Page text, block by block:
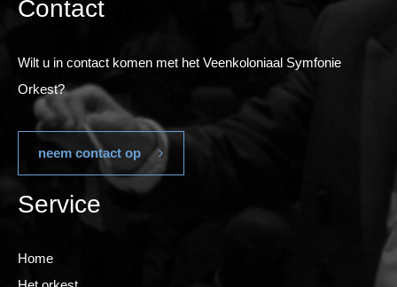
Contact
Wilt u in contact komen met het Veenkoloniaal Symfonie
Orkest?
neem contact op
Service
Home